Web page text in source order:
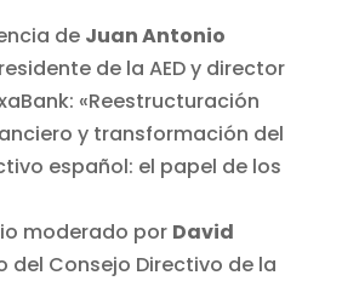
de Juan Antonio
de la AED y director
«Reestructuración
y transformación del
español: el papel de los
moderado por David
del Consejo Directivo de la